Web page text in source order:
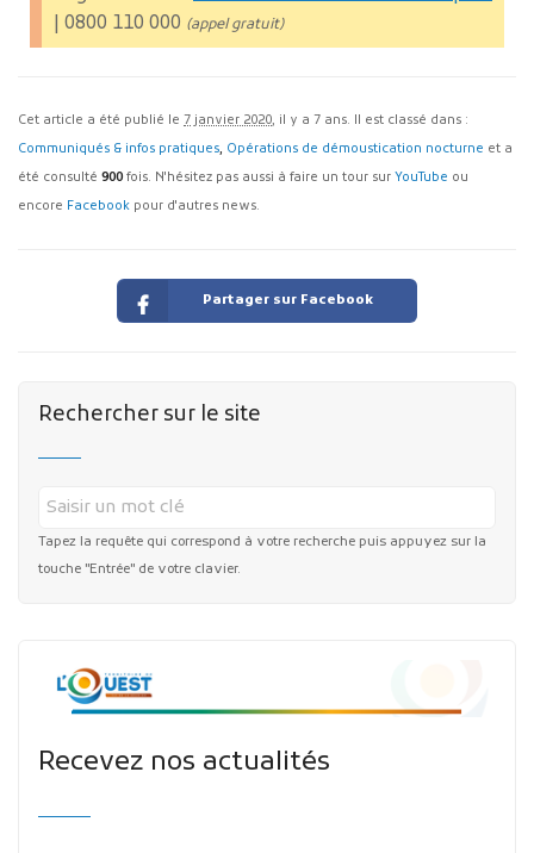
| 0800 110 000 (appel gratuit)
Cet article a été publié le 7 janvier 2020, il y a 7 ans. Il est classé dans :
Communiqués & infos pratiques, Opérations de démoustication nocturne et a
été consulté 900 fois. N'hésitez pas aussi à faire un tour sur YouTube ou
encore Facebook pour d'autres news.
Partager sur Facebook
Rechercher sur le site
Tapez la requête qui correspond à votre recherche puis appuyez sur la
touche "Entrée" de votre clavier.
Recevez nos actualités